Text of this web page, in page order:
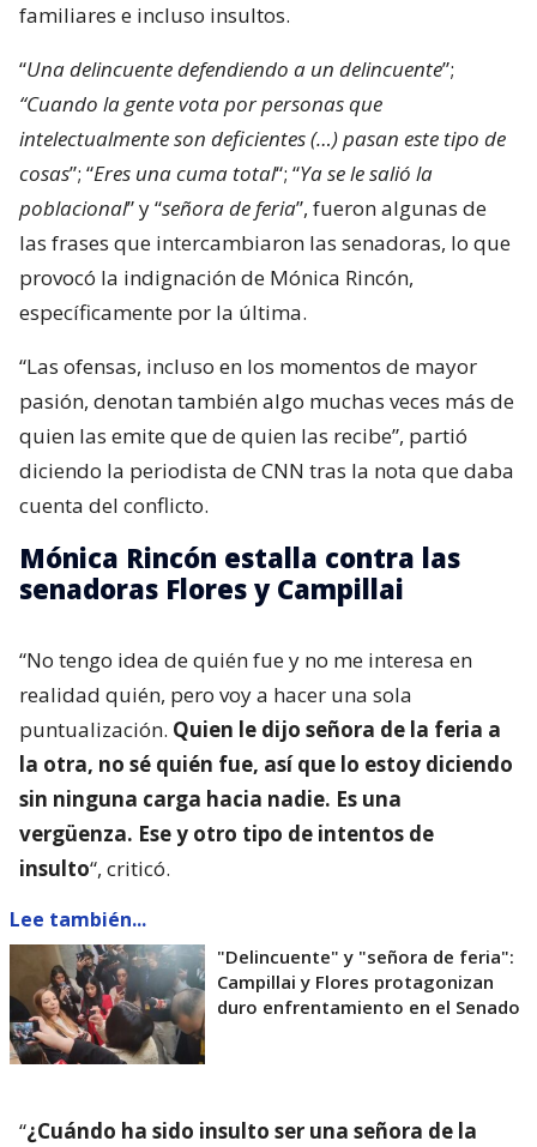
familiares e incluso insultos.
“Una delincuente defendiendo a un delincuente”;
“Cuando la gente vota por personas que
intelectualmente son deficientes (…) pasan este tipo de
cosas”; “Eres una cuma total“; “Ya se le salió la
poblacional” y “señora de feria”, fueron algunas de
las frases que intercambiaron las senadoras, lo que
provocó la indignación de Mónica Rincón,
específicamente por la última.
“Las ofensas, incluso en los momentos de mayor
pasión, denotan también algo muchas veces más de
quien las emite que de quien las recibe”, partió
diciendo la periodista de CNN tras la nota que daba
cuenta del conflicto.
Mónica Rincón estalla contra las
senadoras Flores y Campillai
“No tengo idea de quién fue y no me interesa en
realidad quién, pero voy a hacer una sola
puntualización. Quien le dijo señora de la feria a
la otra, no sé quién fue, así que lo estoy diciendo
sin ninguna carga hacia nadie. Es una
vergüenza. Ese y otro tipo de intentos de
insulto“, criticó.
Lee también...
"Delincuente" y "señora de feria":
Campillai y Flores protagonizan
duro enfrentamiento en el Senado
“¿Cuándo ha sido insulto ser una señora de la